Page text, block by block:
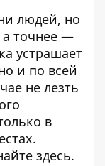
людей, но
точнее —
устрашает
и по всей
не лезть
в
здесь.